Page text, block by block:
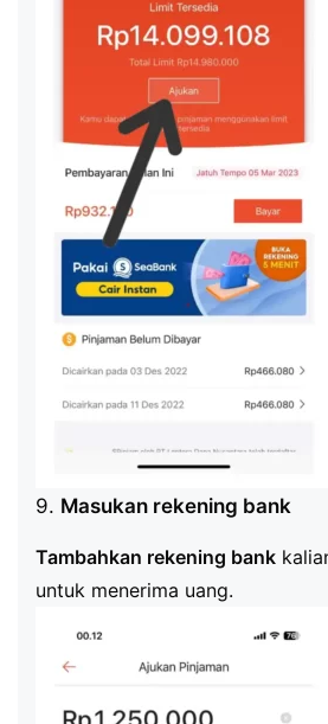
9. Masukan rekening bank
Tambahkan rekening bank
untuk menerima uang.